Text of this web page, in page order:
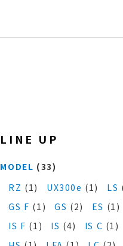
LINE UP
MODEL (33)
RZ (1) UX300e (1) LS
GS F (1) GS (2) ES (1)
IS F (1) IS (4) IS C (1)